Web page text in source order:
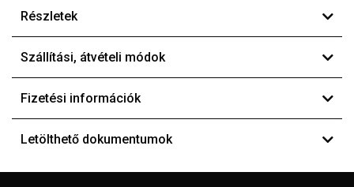
Részletek
Szállítási, átvételi módok
Fizetési információk
Letölthető dokumentumok